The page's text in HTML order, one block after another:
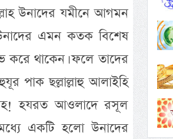
উনাদের যমীনে আগমন
এমন কতক বিশেষ
থাকেন। ফলে তাদের
পাক ছল্লাল্লাহু আলাইহি
হযরত আওলাদে রসূল
একটি হলো উনাদের